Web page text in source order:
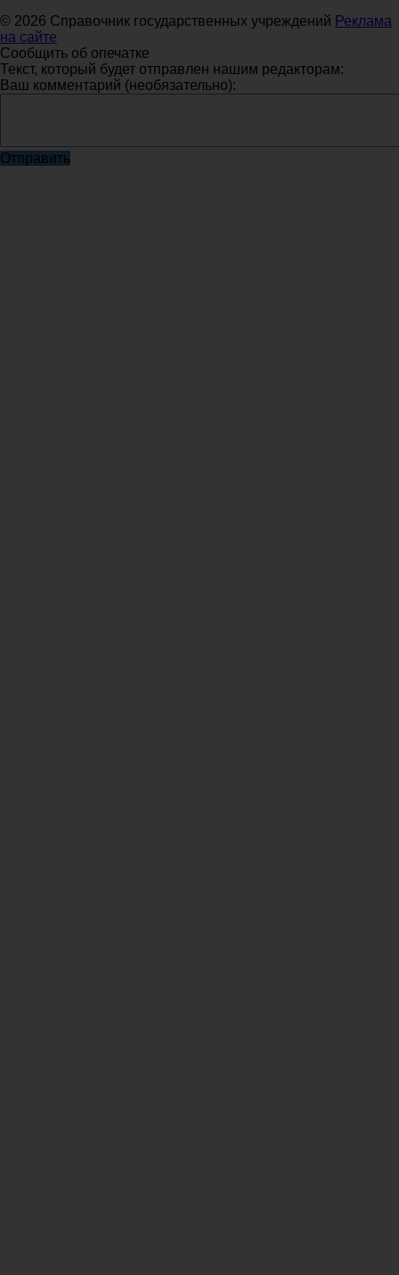
© 2026 Справочник государственных учреждений Реклама
на сайте
Сообщить об опечатке
Текст, который будет отправлен нашим редакторам:
Ваш комментарий (необязательно):
Отправить